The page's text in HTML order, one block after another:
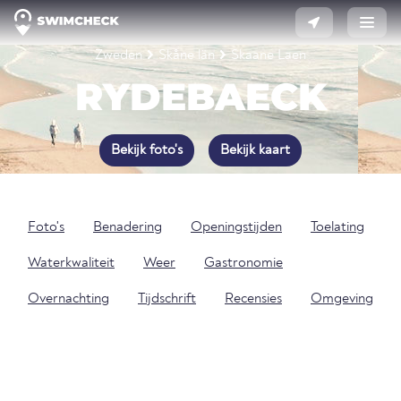
Zweden Skåne län Skaane Laen
RYDEBAECK
Bekijk foto's Bekijk kaart
Foto's Benadering Openingstijden Toelating
Waterkwaliteit Weer Gastronomie
Overnachting Tijdschrift Recensies Omgeving